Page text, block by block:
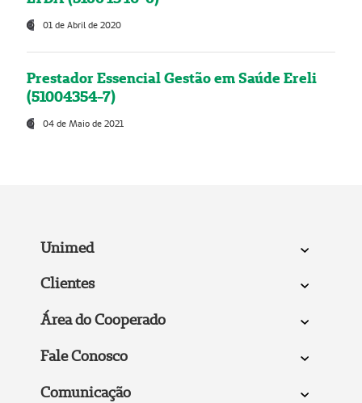
01 de Abril de 2020
Prestador Essencial Gestão em Saúde Ereli
(51004354-7)
04 de Maio de 2021
Unimed
Clientes
Área do Cooperado
Fale Conosco
Comunicação